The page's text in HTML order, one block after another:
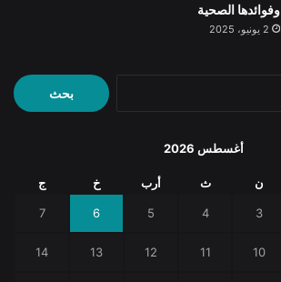
وفوائدها الصحية
2 يونيو، 2025
البحث
عن:
أغسطس 2026
ن ث أرب خ ج
3
4
5
6
7
10
11
12
13
14